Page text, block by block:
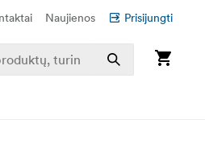
Naujienos Prisijungti